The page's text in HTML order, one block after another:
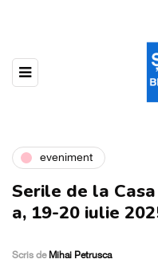
eveniment
Serile de la
a, 19-20 iulie
Scris de Mihai Petrusca